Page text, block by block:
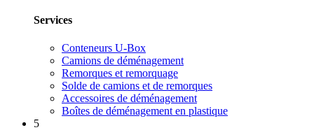
Services
Conteneurs U-Box
Camions de déménagement
Remorques et remorquage
Solde de camions et de remorques
Accessoires de déménagement
Boîtes de déménagement en plastique
5